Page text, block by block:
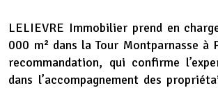
LELIEVRE Immobilier prend en
000 m² dans la Tour Montparnasse
recommandation, qui confirme
dans l’accompagnement des